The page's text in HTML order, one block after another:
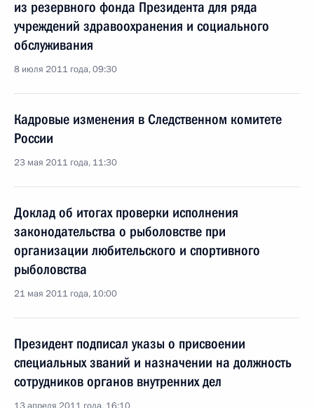
из резервного фонда Президента для ряда
учреждений здравоохранения и социального
обслуживания
8 июля 2011 года, 09:30
Кадровые изменения в Следственном комитете
России
23 мая 2011 года, 11:30
Доклад об итогах проверки исполнения
законодательства о рыболовстве при
организации любительского и спортивного
рыболовства
21 мая 2011 года, 10:00
Президент подписал указы о присвоении
специальных званий и назначении на должность
сотрудников органов внутренних дел